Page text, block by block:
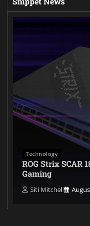
Technology
ROG Strix SCAR
Gaming
Siti Mitchell